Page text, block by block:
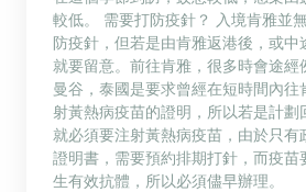
較低。 需要打防疫針？ 入境肯雅並
防疫針，但若是由肯雅返港後，或中
就要留意。前往肯雅，很多時會途經
曼谷，泰國是要求曾經在短時間內往
射黃熱病疫苗的證明，所以若是計劃
就必須要注射黃熱病疫苗，由於只
證明書，需要預約排期打針，而疫苗
生有效抗體，所以必須儘早辦理。